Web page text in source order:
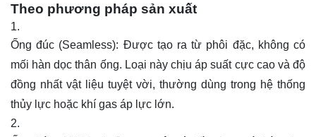
Theo phương pháp sản xuất
Ống đúc (Seamless): Được tạo ra từ phôi đặc, không có
mối hàn dọc thân ống. Loại này chịu áp suất cực cao và độ
đồng nhất vật liệu tuyệt vời, thường dùng trong hệ thống
thủy lực hoặc khí gas áp lực lớn.